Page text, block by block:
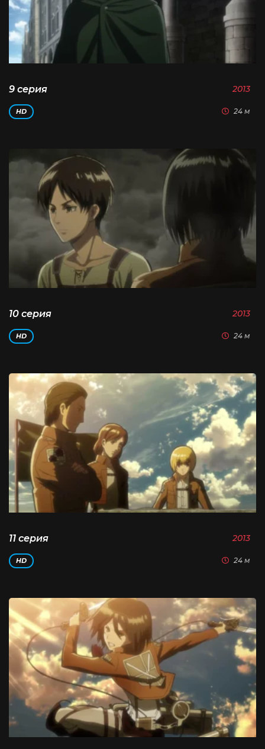
9 серия 2013
HD 24 м
10 серия 2013
HD 24 м
11 серия 2013
HD 24 м